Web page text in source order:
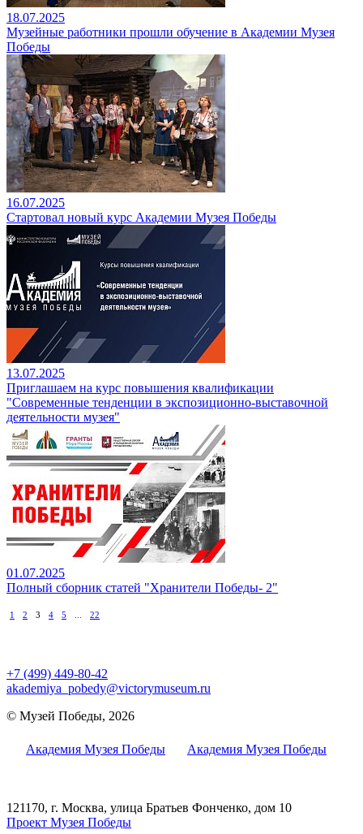
18.07.2025
Музейные работники прошли обучение в Академии Музея
Победы
16.07.2025
Стартовал новый курс Академии Музея Победы
13.07.2025
Приглашаем на курс повышения квалификации
"Современные тенденции в экспозиционно-выставочной
деятельности музея"
01.07.2025
Полный сборник статей "Хранители Победы- 2"
1 2 3 4 5 22
+7 (499) 449-80-42
akademiya_pobedy@victorymuseum.ru
© Музей Победы, 2026
Академия Музея Победы Академия Музея Победы
121170, г. Москва, улица Братьев Фонченко, дом 10
Проект Музея Победы